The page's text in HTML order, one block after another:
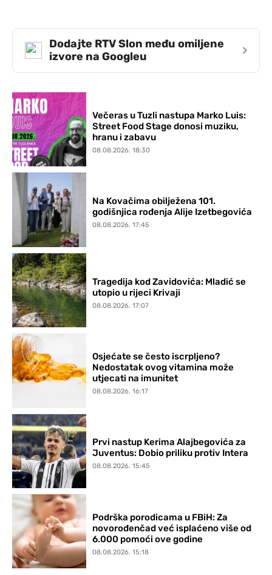
Dodajte RTV Slon među omiljene
izvore na Googleu
›
Večeras u Tuzli nastupa Marko Luis:
Street Food Stage donosi muziku,
hranu i zabavu
08.08.2026. 18:30
Na Kovačima obilježena 101.
godišnjica rođenja Alije Izetbegovića
08.08.2026. 17:45
Tragedija kod Zavidovića: Mladić se
utopio u rijeci Krivaji
08.08.2026. 17:07
Osjećate se često iscrpljeno?
Nedostatak ovog vitamina može
utjecati na imunitet
08.08.2026. 16:17
Prvi nastup Kerima Alajbegovića za
Juventus: Dobio priliku protiv Intera
08.08.2026. 15:45
Podrška porodicama u FBiH: Za
novorođenčad već isplaćeno više od
6.000 pomoći ove godine
08.08.2026. 15:18